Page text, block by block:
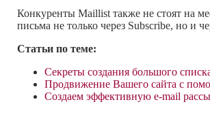
Конкуренты Maillist также не стоят на
письма не только через Subscribe, но и
Статьи по теме:
Секреты создания большого
Продвижение Вашего сайта с
Создаем эффективную e-mail